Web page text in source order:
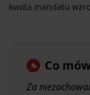
kwota mandatu
Co
Za